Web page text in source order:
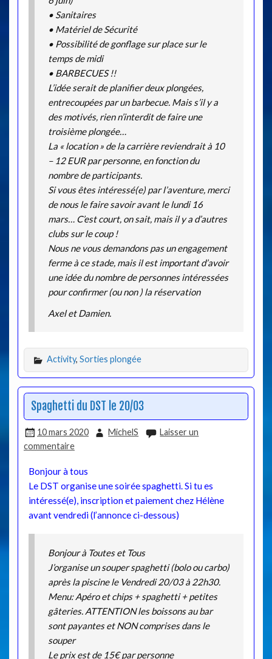
• Sanitaires
• Matériel de Sécurité
• Possibilité de gonflage sur place sur le
temps de midi
• BARBECUES !!
L’idée serait de planifier deux plongées,
entrecoupées par un barbecue. Mais s’il y a
des motivés, rien n’interdit de faire une
troisième plongée…
La « location » de la carrière reviendrait à 10
– 12 EUR par personne, en fonction du
nombre de participants.
Si vous êtes intéressé(e) par l’aventure, merci
de nous le faire savoir avant le lundi 16
mars… C’est court, on sait, mais il y a d’autres
clubs sur le coup !
Nous ne vous demandons pas un engagement
ferme à ce stade, mais il est important d’avoir
une idée du nombre de personnes intéressées
pour confirmer (ou non ) la réservation
Axel et Damien.
Activity, Sorties plongée
Spaghetti du DST le 20/03
10 mars 2020 MichelS
Laisser un
commentaire
Bonjour à tous
Le DST organise une soirée spaghetti. Si tu es
intéressé(e), inscription et paiement chez Hélène
avant vendredi (l’annonce ci-dessous)
Bonjour à Toutes et Tous
J’organise un souper spaghetti (bolo ou carbo)
après la piscine le Vendredi 20/03 à 22h30.
Menu: Apéro et chips + spaghetti + petites
gâteries. ATTENTION les boissons au bar
sont payantes et NON comprises dans le
souper
Le prix est de 15€ par personne